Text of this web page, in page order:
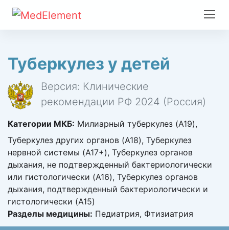
Туберкулез у детей
Версия: Клинические
рекомендации РФ 2024 (Россия)
Категории МКБ: Милиарный туберкулез (A19),
Туберкулез других органов (A18), Туберкулез
нервной системы (A17+), Туберкулез органов
дыхания, не подтвержденный бактериологически
или гистологически (A16), Туберкулез органов
дыхания, подтвержденный бактериологически и
гистологически (A15)
Разделы медицины: Педиатрия, Фтизиатрия